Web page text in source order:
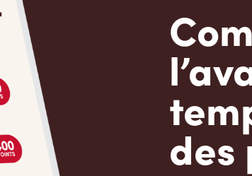
des